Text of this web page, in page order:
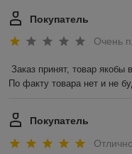
Покупатель
Очень
Заказ принят, товар якобы
По факту товара нет и не
Покупатель
Отлично